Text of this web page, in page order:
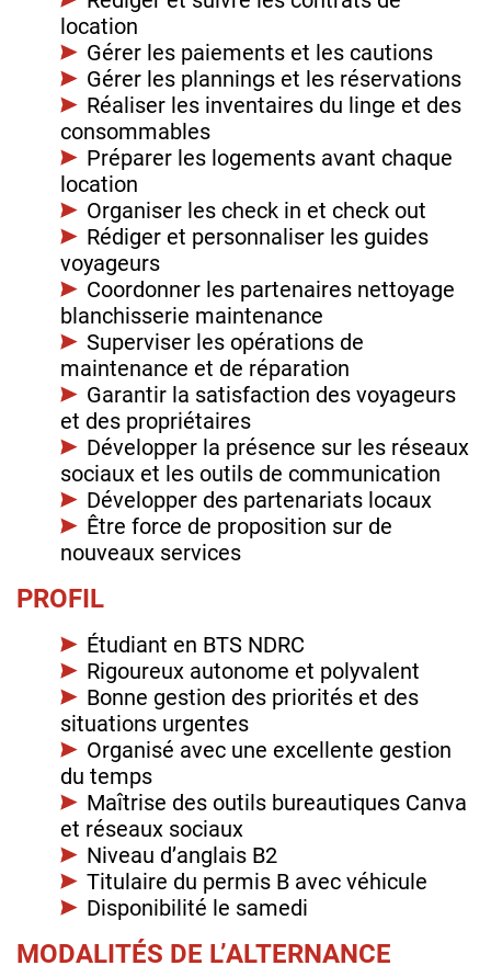
location
Gérer les paiements et les cautions
Gérer les plannings et les réservations
Réaliser les inventaires du linge et des
consommables
Préparer les logements avant chaque
location
Organiser les check in et check out
Rédiger et personnaliser les guides
voyageurs
Coordonner les partenaires nettoyage
blanchisserie maintenance
Superviser les opérations de
maintenance et de réparation
Garantir la satisfaction des voyageurs
et des propriétaires
Développer la présence sur les réseaux
sociaux et les outils de communication
Développer des partenariats locaux
Être force de proposition sur de
nouveaux services
PROFIL
Étudiant en BTS NDRC
Rigoureux autonome et polyvalent
Bonne gestion des priorités et des
situations urgentes
Organisé avec une excellente gestion
du temps
Maîtrise des outils bureautiques Canva
et réseaux sociaux
Niveau d’anglais B2
Titulaire du permis B avec véhicule
Disponibilité le samedi
MODALITÉS DE L’ALTERNANCE